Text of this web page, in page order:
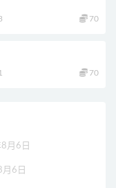
70
70
月6日
6日